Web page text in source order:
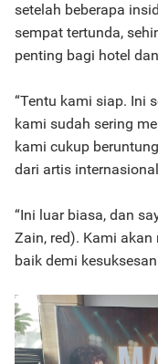
setelah beberapa
sempat tertunda,
penting bagi hotel
“Tentu kami siap. Ini
kami sudah sering
kami cukup
dari artis
“Ini luar biasa, dan
Zain, red). Kami
baik demi